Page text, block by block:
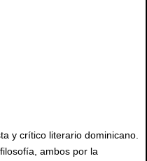
y crítico literario dominicano.
ambos por la